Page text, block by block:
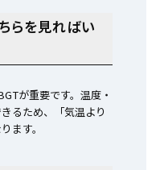
らを見ればい
が重要です。温度・
るため、「気温より
ます。